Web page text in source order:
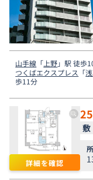
山手線 「 上野」駅 徒歩
つくばエクスプレス 「
歩11分
詳細を確認
敷